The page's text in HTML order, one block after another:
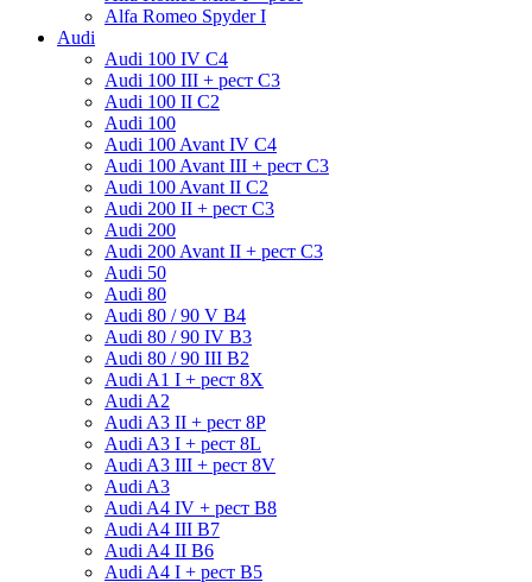
Alfa Romeo Spyder I
Audi
Audi 100 IV C4
Audi 100 III + рест C3
Audi 100 II C2
Audi 100
Audi 100 Avant IV C4
Audi 100 Avant III + рест C3
Audi 100 Avant II C2
Audi 200 II + рест C3
Audi 200
Audi 200 Avant II + рест C3
Audi 50
Audi 80
Audi 80 / 90 V B4
Audi 80 / 90 IV B3
Audi 80 / 90 III B2
Audi A1 I + рест 8X
Audi A2
Audi A3 II + рест 8P
Audi A3 I + рест 8L
Audi A3 III + рест 8V
Audi A3
Audi A4 IV + рест B8
Audi A4 III B7
Audi A4 II B6
Audi A4 I + рест B5